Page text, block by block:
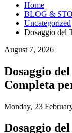
Home
BLOG &
Uncategorized
Dosaggio del
August 7, 2026
Dosaggio
Completa
Monday, 23
Dosaggio